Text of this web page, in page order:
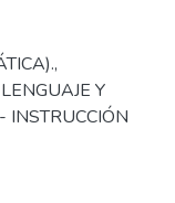
,
LENGUAJE Y
INSTRUCCIÓN